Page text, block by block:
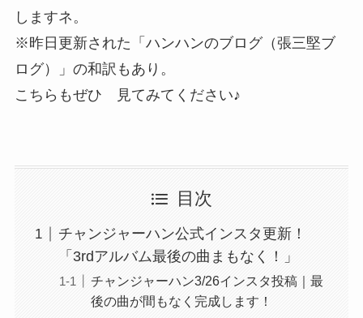
しますネ。
※昨日更新された「ハンハンのブログ（張三堅ブ
ログ）」の和訳もあり。
こちらもぜひ 見てみてください♪
目次
チャンジャーハン公式インスタ更新！
「3rdアルバム最後の曲まもなく！」
チャンジャーハン3/26インスタ投稿｜最
後の曲が間もなく完成します！